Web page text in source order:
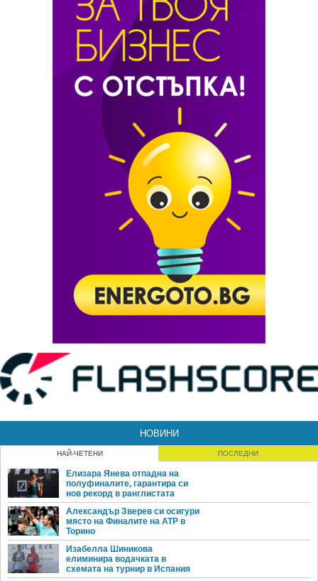
Продължава походът на Дел Потро в Делрей Бийч
НА ЖИВО: Григор Димитров – Раджийв Рам
Програма за четвъртфиналите в Делрей Бийч
Дел Потро с втора победа във Флорида
НА ЖИВО: Григор Димитров – Адриан Манарино
Григор срещу Манарино в дневната сесия
Програма за турнира в Делрей Бийч за четвъртък
Григор: Не играх добре, но победата си е победа
Григор продължава след изстрадан успех
Пълна програма за турнира в Делрей Бийч за сряда
Разчистиха пътя пред Григор Димитров
Григор играе тази нощ срещу Джумхур
Димитров срещу босненец в Делрей Бийч
Родна агитка подкрепя Григор в Делрей Бийч (видео)
Григор: Тук съм, за да покажа най-доброто
НА ЖИВО: Григор Димитров – Дамир Джумхур
Григор Димитров на корта в понеделник
НА ЖИВО: Григор Димитров – Дуди Села
Добър жребий за Григор Димитров в Делрей Бийч
Раонич се отказа от турнира в Делрей Бийч
Дел Потро се завръща на корта в Делрей Бийч
Иво Карлович е най-старият шампион от 1989 г.
Карлович и Йънг ще се борят за купата в Делрей Бийч
Доналд Йънг на крачка от втори АТР финал
След 3 мачбола: Родик отново разочарова феновете (и Бруклин)
С ужасяващ сервис Родик стигна до четвъртфинал
Маратонецът Иснър пак впечатли: игра тайбрек с 32 точки!
Анди Родик с първа победа в Делрей Бийч от 12 години насам
Томич тръгна уверено в Делрей Бийч
Родик ще търси ренесанс в Делрей Бийч
Дел Потро с първи финал след повече от година
Дел Потро: Три полуфинала са отличен резултат
Дел Потро навлиза във форма, близо е до топ 100
Дел Потро набира скорост, започна с победа в Делрей Бийч
Родик отказа Делрей Бийч, чувства се като "ударен от автобус"
НОВИНИ
НАЙ-ЧЕТЕНИ ПОСЛЕДНИ
Елизара Янева отпадна на
полуфиналите, гарантира си
нов рекорд в ранглистата
Александър Зверев си осигури
място на Финалите на ATP в
Торино
Изабелла Шиникова
елиминира водачката в
схемата на турнир в Испания